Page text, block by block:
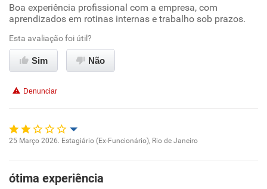
Oportunidade de promoção
Ambiente de trabalho
Conciliação com a vida familiar
Recomenda esta empresa
Boa experiência profissional com a empresa, com
aprendizados em rotinas internas e trabalho sob prazos.
Esta avaliação foi útil?
Sim Não
Denunciar
Ambiente de trabalho
25 Março 2026. Estagiário (Ex-Funcionário), Rio de Janeiro
ótima experiência